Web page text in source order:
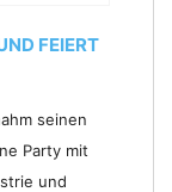
FEIERT
seinen
Party mit
und